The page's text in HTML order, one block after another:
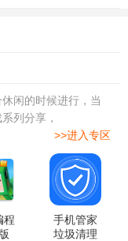
闲的时候进行，当
列分享，
>>进入专区
程
手机管家
垃圾清理